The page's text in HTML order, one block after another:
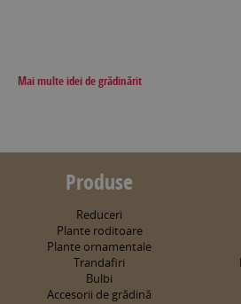
Mai multe idei de grădinărit
Produse
Reduceri
Plante roditoare
Plante ornamentale
Trandafiri
Bulbi
Accesorii de grădină